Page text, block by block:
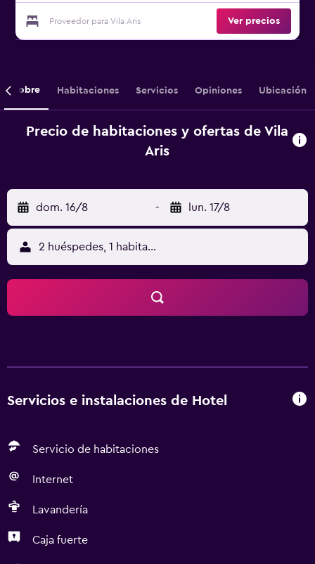
Proveedor para Vila Aris Ver precios
Sobre Habitaciones Servicios Opiniones Ubicación
Precio de habitaciones y ofertas de Vila
Aris
dom. 16/8 - lun. 17/8
2 huéspedes, 1 habitación
Servicios e instalaciones de Hotel
Servicio de habitaciones
Internet
Lavandería
Caja fuerte